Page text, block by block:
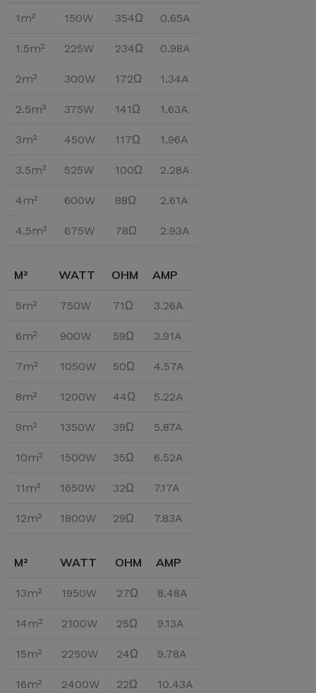
1m² 150W 354Ω 0.65A
1.5m² 225W 234Ω 0.98A
2m² 300W 172Ω 1.34A
2.5m² 375W 141Ω 1.63A
3m² 450W 117Ω 1.96A
3.5m² 525W 100Ω 2.28A
4m² 600W 88Ω 2.61A
4.5m² 675W 78Ω 2.93A
M² WATT OHM AMP
5m² 750W 71Ω 3.26A
6m² 900W 59Ω 3.91A
7m² 1050W 50Ω 4.57A
8m² 1200W 44Ω 5.22A
9m² 1350W 39Ω 5.87A
10m² 1500W 35Ω 6.52A
11m² 1650W 32Ω 7.17A
12m² 1800W 29Ω 7.83A
M² WATT OHM AMP
13m² 1950W 27Ω 8.48A
14m² 2100W 25Ω 9.13A
15m² 2250W 24Ω 9.78A
16m² 2400W 22Ω 10.43A